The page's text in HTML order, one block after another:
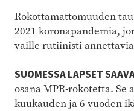
Rokottamattomuuden
2021 koronapandemia,
vaille rutiinisti
SUOMESSA LAPSET
osana MPR-rokotetta. Se
kuukauden ja 6 vuoden